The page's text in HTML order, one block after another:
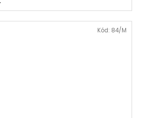
Kód: 84/M